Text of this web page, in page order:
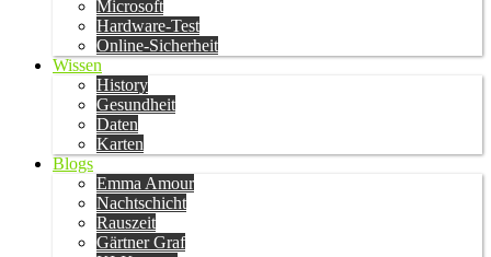
Microsoft
Hardware-Test
Online-Sicherheit
Wissen
History
Gesundheit
Daten
Karten
Blogs
Emma Amour
Nachtschicht
Rauszeit
Gärtner Graf